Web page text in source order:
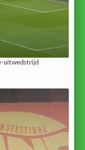
uitwedstrijd